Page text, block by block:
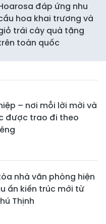
đáp ứng nhu
hoa khai trương và
trái cây quà tặng
toàn quốc
– nơi mỗi lời mời và
được trao đi theo
nhà văn phòng hiện
ấn kiến trúc mới từ
Thịnh